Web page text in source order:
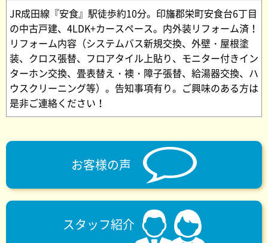
JR成田線『安食』駅徒歩約10分。印旛郡栄町安食台6丁目
の中古戸建、4LDK+カースペース。内外装リフォーム済！
リフォーム内容（システムバス新規交換、外壁・屋根塗
装、クロス張替、フロアタイル上貼り、モニター付きイン
ターホン交換、畳表替え・襖・障子張替、給湯器交換、ハ
ウスクリーニング等）。告知事項有り。ご興味のある方は
是非ご連絡ください！
お客様の声
スタッフ紹介